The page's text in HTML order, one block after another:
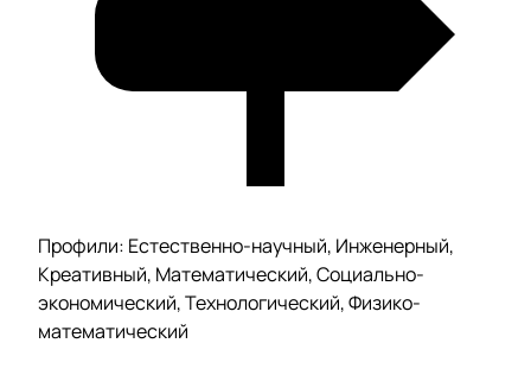
Профили: Естественно-научный, Инженерный,
Креативный, Математический, Социально-
экономический, Технологический, Физико-
математический